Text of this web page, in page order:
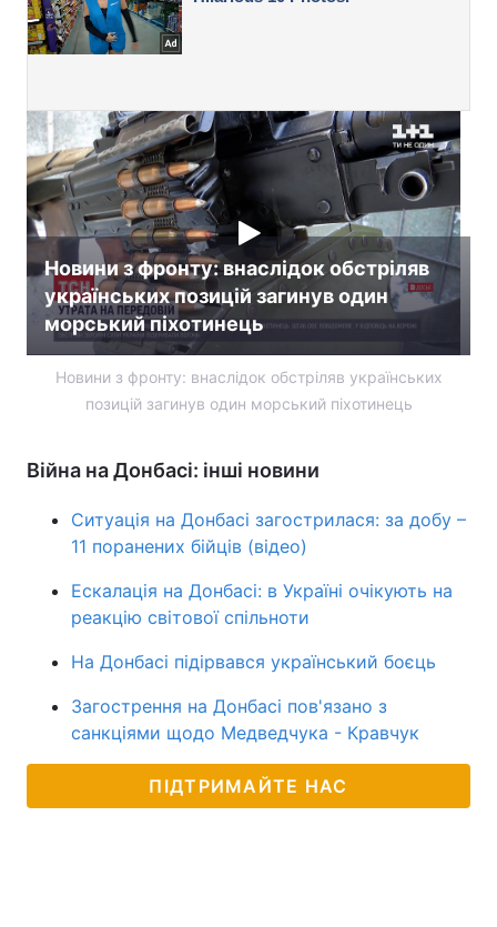
Новини з фронту: внаслідок обстріляв
українських позицій загинув один
морський піхотинець
Новини з фронту: внаслідок обстріляв українських
позицій загинув один морський піхотинець
Війна на Донбасі: інші новини
Ситуація на Донбасі загострилася: за добу –
11 поранених бійців (відео)
Ескалація на Донбасі: в Україні очікують на
реакцію світової спільноти
На Донбасі підірвався український боєць
Загострення на Донбасі пов'язано з
санкціями щодо Медведчука - Кравчук
ПІДТРИМАЙТЕ НАС